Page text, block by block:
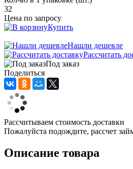
32
Цена по запросу
Купить
Нашли дешевле
Рассчитать
Под заказ
Поделиться
Рассчитываем стоимость доставки
Пожалуйста подождите, рассчет
Описание товара